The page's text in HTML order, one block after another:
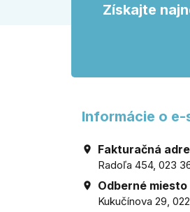
Získajte
Informácie o e-
 Fakturačná
Radoľa 454, 023
 Odberné miesto
Kukučínova 29,